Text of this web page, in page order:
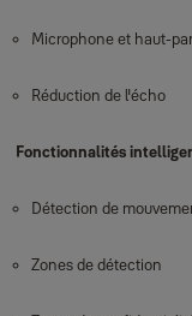
Microphone et haut-
Réduction de l'écho
Fonctionnalités
Détection de
Zones de détection